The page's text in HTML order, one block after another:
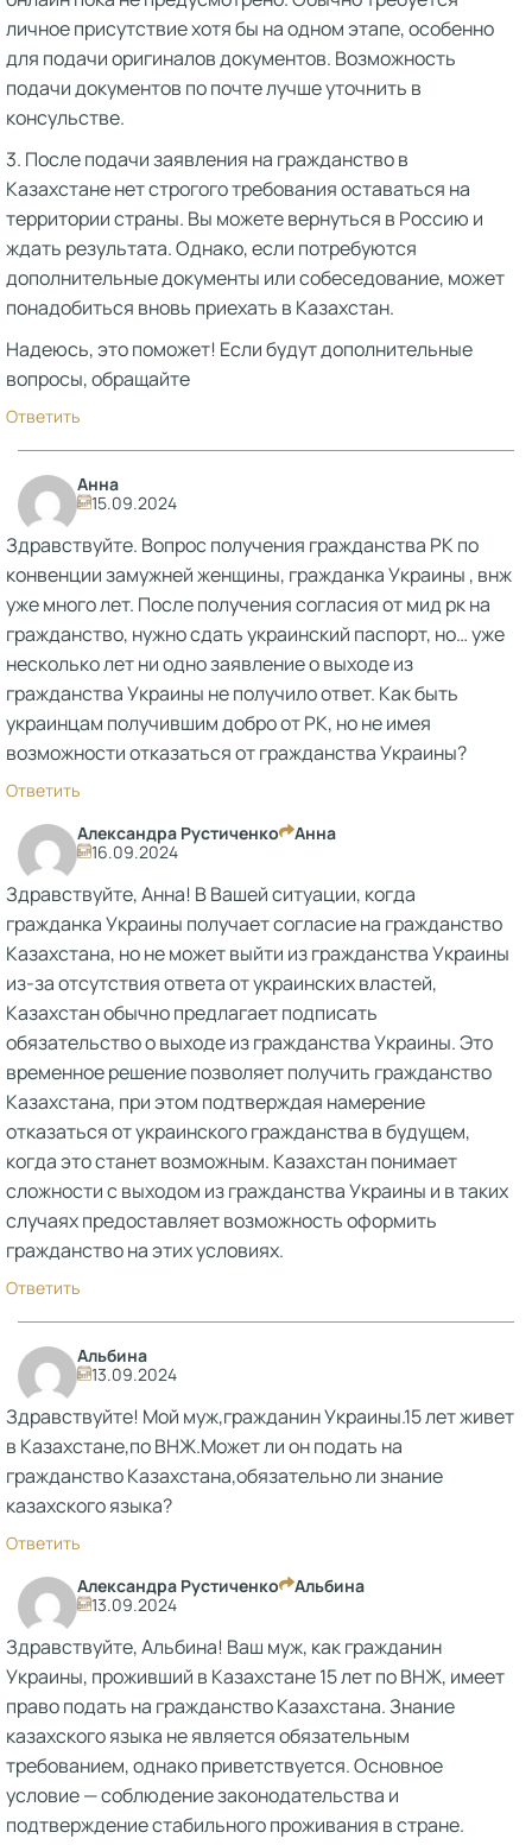
личное присутствие хотя бы на одном этапе, особенно
для подачи оригиналов документов. Возможность
подачи документов по почте лучше уточнить в
консульстве.
3. После подачи заявления на гражданство в
Казахстане нет строгого требования оставаться на
территории страны. Вы можете вернуться в Россию и
ждать результата. Однако, если потребуются
дополнительные документы или собеседование, может
понадобиться вновь приехать в Казахстан.
Надеюсь, это поможет! Если будут дополнительные
вопросы, обращайте
Ответить
Анна
15.09.2024
Здравствуйте. Вопрос получения гражданства РК по
конвенции замужней женщины, гражданка Украины , внж
уже много лет. После получения согласия от мид рк на
гражданство, нужно сдать украинский паспорт, но… уже
несколько лет ни одно заявление о выходе из
гражданства Украины не получило ответ. Как быть
украинцам получившим добро от РК, но не имея
возможности отказаться от гражданства Украины?
Ответить
Александра Рустиченко
Анна
16.09.2024
Здравствуйте, Анна! В Вашей ситуации, когда
гражданка Украины получает согласие на гражданство
Казахстана, но не может выйти из гражданства Украины
из-за отсутствия ответа от украинских властей,
Казахстан обычно предлагает подписать
обязательство о выходе из гражданства Украины. Это
временное решение позволяет получить гражданство
Казахстана, при этом подтверждая намерение
отказаться от украинского гражданства в будущем,
когда это станет возможным. Казахстан понимает
сложности с выходом из гражданства Украины и в таких
случаях предоставляет возможность оформить
гражданство на этих условиях.
Ответить
Альбина
13.09.2024
Здравствуйте! Мой муж,гражданин Украины.15 лет живет
в Казахстане,по ВНЖ.Может ли он подать на
гражданство Казахстана,обязательно ли знание
казахского языка?
Ответить
Александра Рустиченко
Альбина
13.09.2024
Здравствуйте, Альбина! Ваш муж, как гражданин
Украины, проживший в Казахстане 15 лет по ВНЖ, имеет
право подать на гражданство Казахстана. Знание
казахского языка не является обязательным
требованием, однако приветствуется. Основное
условие — соблюдение законодательства и
подтверждение стабильного проживания в стране.